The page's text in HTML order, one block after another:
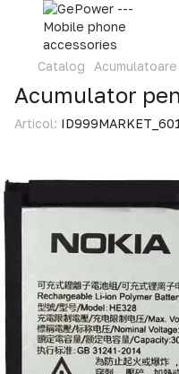
Catalog
Acumulator
Articol: